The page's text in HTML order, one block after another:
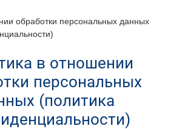
обработки персональных данных
в отношении
персональных
(политика